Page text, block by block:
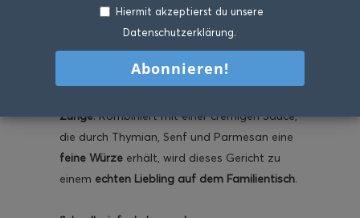
Manchmal liegt das Geheimnis eines guten
Gerichts im Detail. Bei dieser Walnusspasta
knusprige Dinkelbrösel-Walnuss-
Zunge. Kombiniert mit einer cremigen Sauce,
die durch Thymian, Senf und Parmesan eine
feine Würze erhält, wird dieses Gericht zu
einem echten Liebling auf dem Familientisch.
Hiermit akzeptierst du unsere
Datenschutzerklärung.